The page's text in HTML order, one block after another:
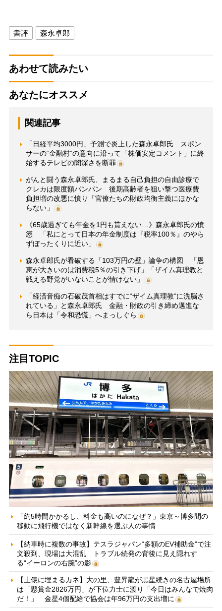
書評 森永卓郎
あわせて読みたい
あなたにオススメ
関連記事
「日経平均3000円」予測で炎上した森永卓郎氏 スポン
サーの“金融村”の意向に沿って「株価安定コメント」に終
始するテレビの闇深さを断罪
がんと闘う森永卓郎氏、まるまる自己負担の自由診療で
クレカは限度額パンパン 後期高齢者を狙い撃つ医療費
負担増の改悪に憤り「官僚たちの財政均衡主義にほかな
らない」
《65歳過ぎても年金を1円も貰えない…》森永卓郎氏の憤
懣 「私にとって日本の年金制度は『税率100％』のやら
ずぼったくりに近い」
森永卓郎氏が看破する「103万円の壁」論争の構図 「恩
恵が大きいのは消費税5％の引き下げ」「ザイム真理教と
戦える野党がいないことが情けない」
「経済音痴の石破茂首相はすでに“ザイム真理教”に洗脳さ
れている」と森永卓郎氏 金融・財政の引き締め邁進な
ら日本は「令和恐慌」へまっしぐら
注目TOPIC
「約5時間かかるし、料金も高いのになぜ？」東京～博多間の
移動に飛行機ではなく新幹線を選ぶ人の事情
【納車時に複数の事故】テスラジャパン“多額のEV補助金”で注
文殺到、現場は大混乱 トラブル続発の背後に見え隠れす
る“イーロンの右腕”の影
【土俵に埋まるカネ】大の里、豊昇龍が黒星続きの名古屋場所
は「懸賞金2826万円」が下位力士に渡り「今日はみんなで焼肉
だ！」 金星4個配給で協会は年96万円の支出増に